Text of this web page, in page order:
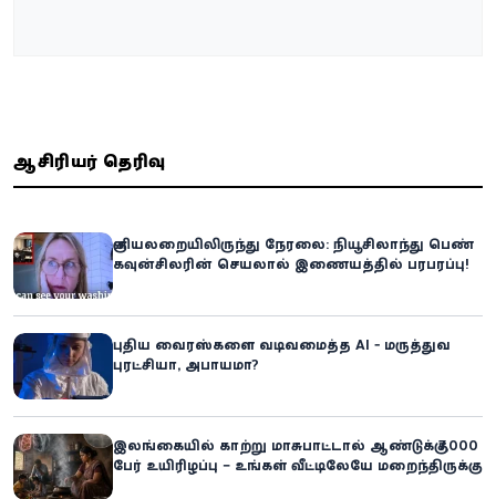
ஆசிரியர் தெரிவு
குளியலறையிலிருந்து நேரலை: நியூசிலாந்து பெண்
கவுன்சிலரின் செயலால் இணையத்தில் பரபரப்பு!
புதிய வைரஸ்களை வடிவமைத்த AI - மருத்துவ
புரட்சியா, அபாயமா?
இலங்கையில் காற்று மாசுபாட்டால் ஆண்டுக்கு 7,000
பேர் உயிரிழப்பு – உங்கள் வீட்டிலேயே மறைந்திருக்கும்